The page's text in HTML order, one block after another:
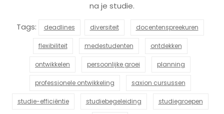
na je studie.
Tags:
deadlines diversiteit docentenspreekuren
flexibiliteit medestudenten ontdekken
ontwikkelen persoonlijke groei planning
professionele ontwikkeling saxion cursussen
studie-efficiëntie studiebegeleiding studiegroepen